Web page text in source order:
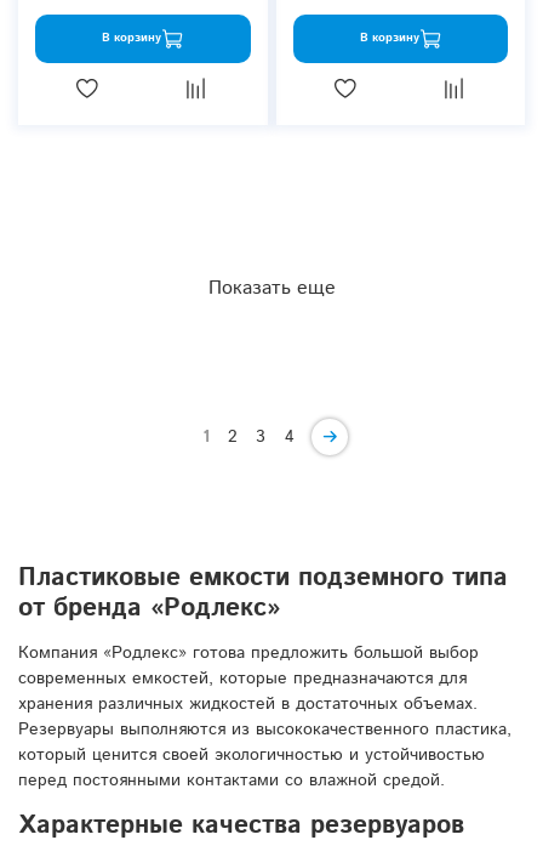
В корзину В корзину
Показать еще
1 2 3 4
Пластиковые емкости подземного типа
от бренда «Родлекс»
Компания «Родлекс» готова предложить большой выбор
современных емкостей, которые предназначаются для
хранения различных жидкостей в достаточных объемах.
Резервуары выполняются из высококачественного пластика,
который ценится своей экологичностью и устойчивостью
перед постоянными контактами со влажной средой.
Характерные качества резервуаров